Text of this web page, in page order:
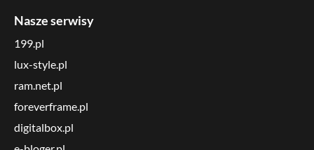
Nasze serwisy
199.pl
lux-style.pl
ram.net.pl
foreverframe.pl
digitalbox.pl